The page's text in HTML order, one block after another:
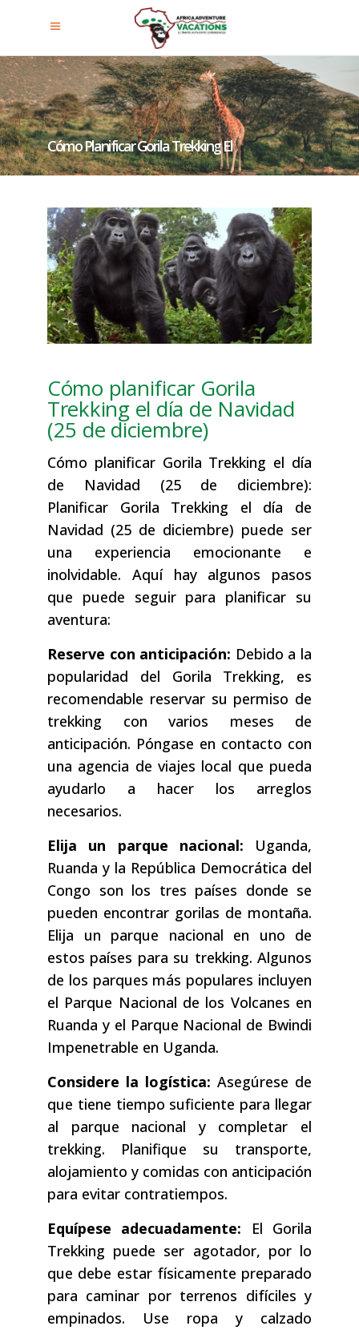
Cómo Planificar Gorila Trekking El
Diciembre)
Cómo planificar Gorila
Trekking el día de Navidad
(25 de diciembre)
Cómo planificar Gorila Trekking el día
de Navidad (25 de diciembre):
Planificar Gorila Trekking el día de
Navidad (25 de diciembre) puede ser
una experiencia emocionante e
inolvidable. Aquí hay algunos pasos
que puede seguir para planificar su
aventura:
Reserve con anticipación: Debido a la
popularidad del Gorila Trekking, es
recomendable reservar su permiso de
trekking con varios meses de
anticipación. Póngase en contacto con
una agencia de viajes local que pueda
ayudarlo a hacer los arreglos
necesarios.
Elija un parque nacional: Uganda,
Ruanda y la República Democrática del
Congo son los tres países donde se
pueden encontrar gorilas de montaña.
Elija un parque nacional en uno de
estos países para su trekking. Algunos
de los parques más populares incluyen
el Parque Nacional de los Volcanes en
Ruanda y el Parque Nacional de Bwindi
Impenetrable en Uganda.
Considere la logística: Asegúrese de
que tiene tiempo suficiente para llegar
al parque nacional y completar el
trekking. Planifique su transporte,
alojamiento y comidas con anticipación
para evitar contratiempos.
Equípese adecuadamente: El Gorila
Trekking puede ser agotador, por lo
que debe estar físicamente preparado
para caminar por terrenos difíciles y
empinados. Use ropa y calzado